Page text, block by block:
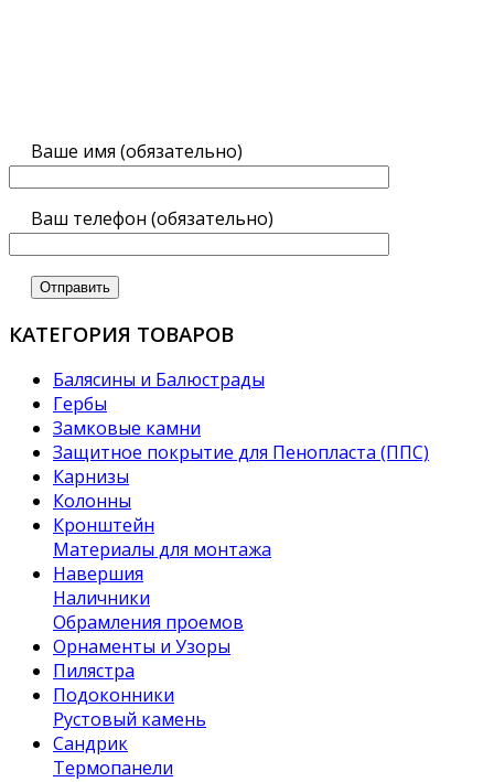
Ваше имя (обязательно)
Ваш телефон (обязательно)
КАТЕГОРИЯ ТОВАРОВ
Балясины и Балюстрады
Гербы
Замковые камни
Защитное покрытие для Пенопласта (ППС)
Карнизы
Колонны
Кронштейн
Материалы для монтажа
Навершия
Наличники
Обрамления проемов
Орнаменты и Узоры
Пилястра
Подоконники
Рустовый камень
Сандрик
Термопанели